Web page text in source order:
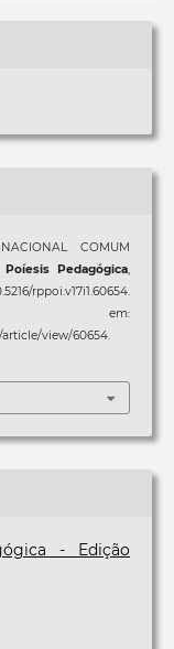
COMUM
Poíesis Pedagógica,
rppoi.v17i1.60654.
em:
view/60654.
- Edição